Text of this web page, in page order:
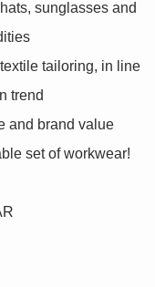
sunglasses and
tailoring, in line
trend
and brand value
set of workwear!